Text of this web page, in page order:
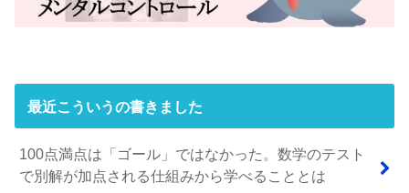
最近こういうの書きました
100点満点は「ゴール」ではなかった。数学のテスト
で別解が加点される仕組みから学べることとは